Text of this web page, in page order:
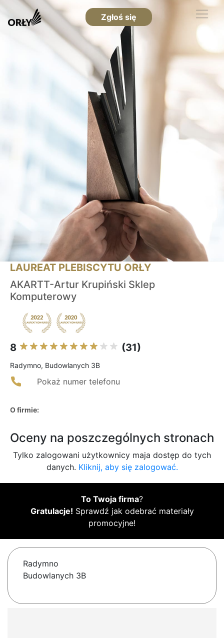
Zgłoś się
LAUREAT PLEBISCYTU ORŁY
AKARTT-Artur Krupiński Sklep
Komputerowy
8 (31)
Radymno, Budowlanych 3B
Pokaż numer telefonu
O firmie:
Oceny na poszczególnych stronach
Tylko zalogowani użytkownicy maja dostęp do tych
danych. Kliknij, aby się zalogować.
To Twoja firma?
Gratulacje! Sprawdź jak odebrać materiały
promocyjne!
Radymno
Budowlanych 3B